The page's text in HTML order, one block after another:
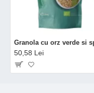
50,58 Lei